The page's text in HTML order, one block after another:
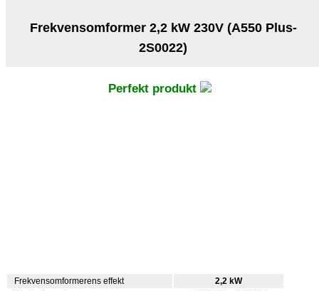
Frekvensomformer 2,2 kW 230V (A550 Plus-
2S0022)
Perfekt produkt
Frekvensomformerens effekt
2,2 kW